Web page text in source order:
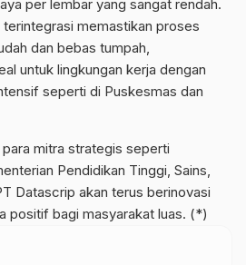
per lembar yang sangat rendah.
memastikan proses
dan bebas tumpah,
untuk lingkungan kerja dengan
seperti di Puskesmas dan
mitra strategis seperti
Pendidikan Tinggi, Sains,
Datascrip akan terus berinovasi
positif bagi masyarakat luas. (*)